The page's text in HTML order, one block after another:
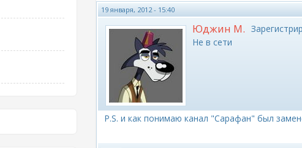
19 января, 2012 - 15:40
Юджин М.
Не в сети
P.S. и как понимаю канал "Сарафан" был